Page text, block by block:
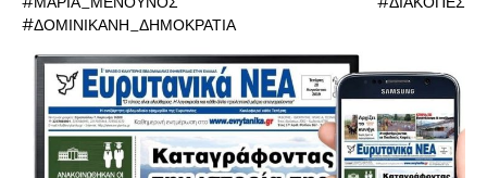
#ΔΟΜΙΝΙΚΑΝΗ_ΔΗΜΟΚΡΑΤΙΑ